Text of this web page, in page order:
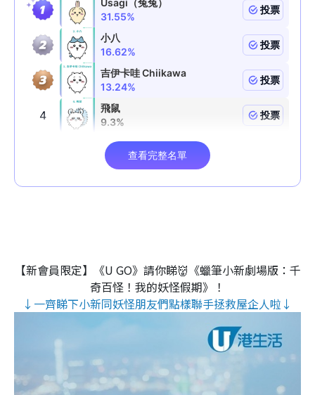
【新會員限定】《U GO》請你睇👹《蠟筆小新劇場版：千
奇百怪！我的妖怪假期》！
↓一齊睇下小新同妖怪朋友們點樣聯手拯救屋企人啦↓